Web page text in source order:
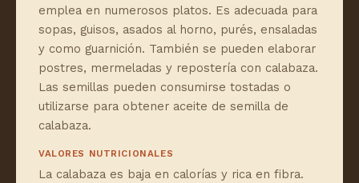
emplea en numerosos platos. Es adecuada para
sopas, guisos, asados al horno, purés, ensaladas
y como guarnición. También se pueden elaborar
postres, mermeladas y repostería con calabaza.
Las semillas pueden consumirse tostadas o
utilizarse para obtener aceite de semilla de
calabaza.
VALORES NUTRICIONALES
La calabaza es baja en calorías y rica en fibra.